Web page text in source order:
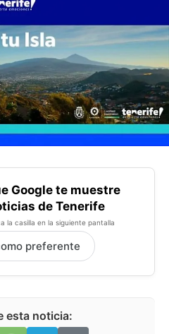
Google te muestre
de Tenerife
la casilla en la siguiente pantalla
preferente
esta noticia: